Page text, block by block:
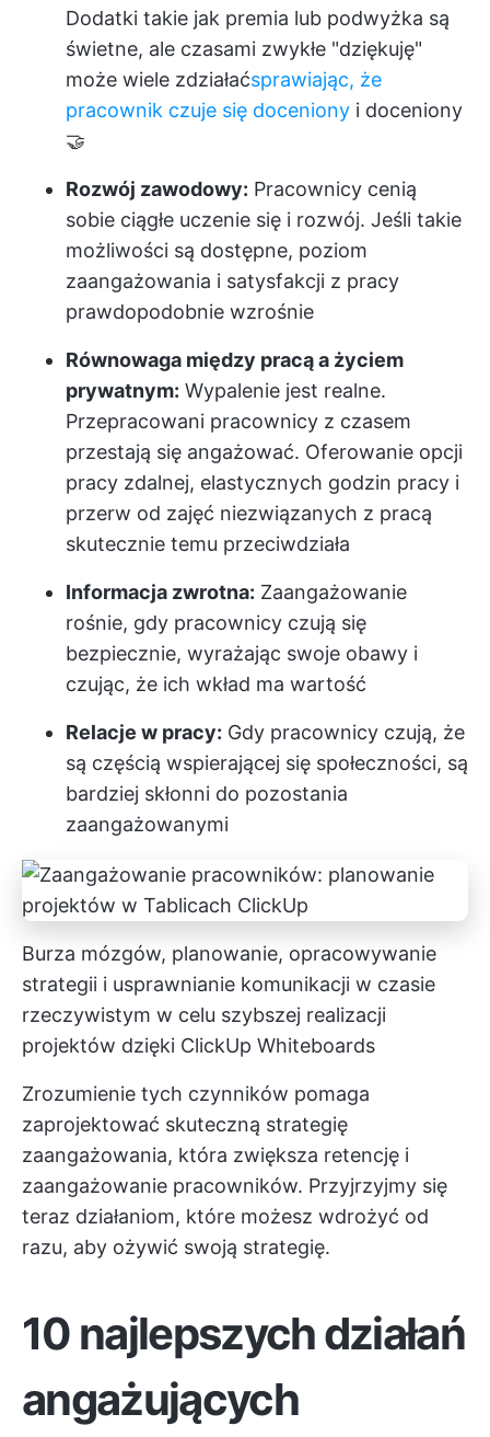
Dodatki takie jak premia lub podwyżka są
świetne, ale czasami zwykłe "dziękuję"
może wiele zdziałaćsprawiając, że
pracownik czuje się doceniony i doceniony
🤝
Rozwój zawodowy: Pracownicy cenią
sobie ciągłe uczenie się i rozwój. Jeśli takie
możliwości są dostępne, poziom
zaangażowania i satysfakcji z pracy
prawdopodobnie wzrośnie
Równowaga między pracą a życiem
prywatnym: Wypalenie jest realne.
Przepracowani pracownicy z czasem
przestają się angażować. Oferowanie opcji
pracy zdalnej, elastycznych godzin pracy i
przerw od zajęć niezwiązanych z pracą
skutecznie temu przeciwdziała
Informacja zwrotna: Zaangażowanie
rośnie, gdy pracownicy czują się
bezpiecznie, wyrażając swoje obawy i
czując, że ich wkład ma wartość
Relacje w pracy: Gdy pracownicy czują, że
są częścią wspierającej się społeczności, są
bardziej skłonni do pozostania
zaangażowanymi
Burza mózgów, planowanie, opracowywanie
strategii i usprawnianie komunikacji w czasie
rzeczywistym w celu szybszej realizacji
projektów dzięki ClickUp Whiteboards
Zrozumienie tych czynników pomaga
zaprojektować skuteczną strategię
zaangażowania, która zwiększa retencję i
zaangażowanie pracowników. Przyjrzyjmy się
teraz działaniom, które możesz wdrożyć od
razu, aby ożywić swoją strategię.
10 najlepszych działań
angażujących